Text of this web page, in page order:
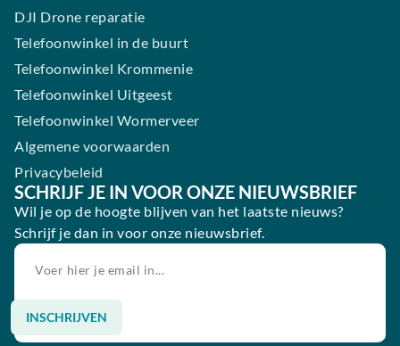
DJI Drone reparatie
Telefoonwinkel in de buurt
Telefoonwinkel Krommenie
Telefoonwinkel Uitgeest
Telefoonwinkel Wormerveer
Algemene voorwaarden
Privacybeleid
SCHRIJF JE IN VOOR ONZE NIEUWSBRIEF
Wil je op de hoogte blijven van het laatste nieuws?
Schrijf je dan in voor onze nieuwsbrief.
INSCHRIJVEN